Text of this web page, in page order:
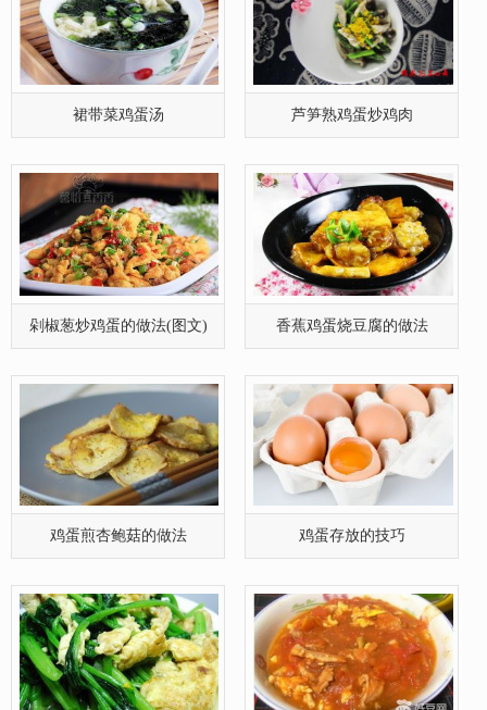
裙带菜鸡蛋汤 芦笋熟鸡蛋炒鸡肉
剁椒葱炒鸡蛋的做法(图文) 香蕉鸡蛋烧豆腐的做法
鸡蛋煎杏鲍菇的做法 鸡蛋存放的技巧